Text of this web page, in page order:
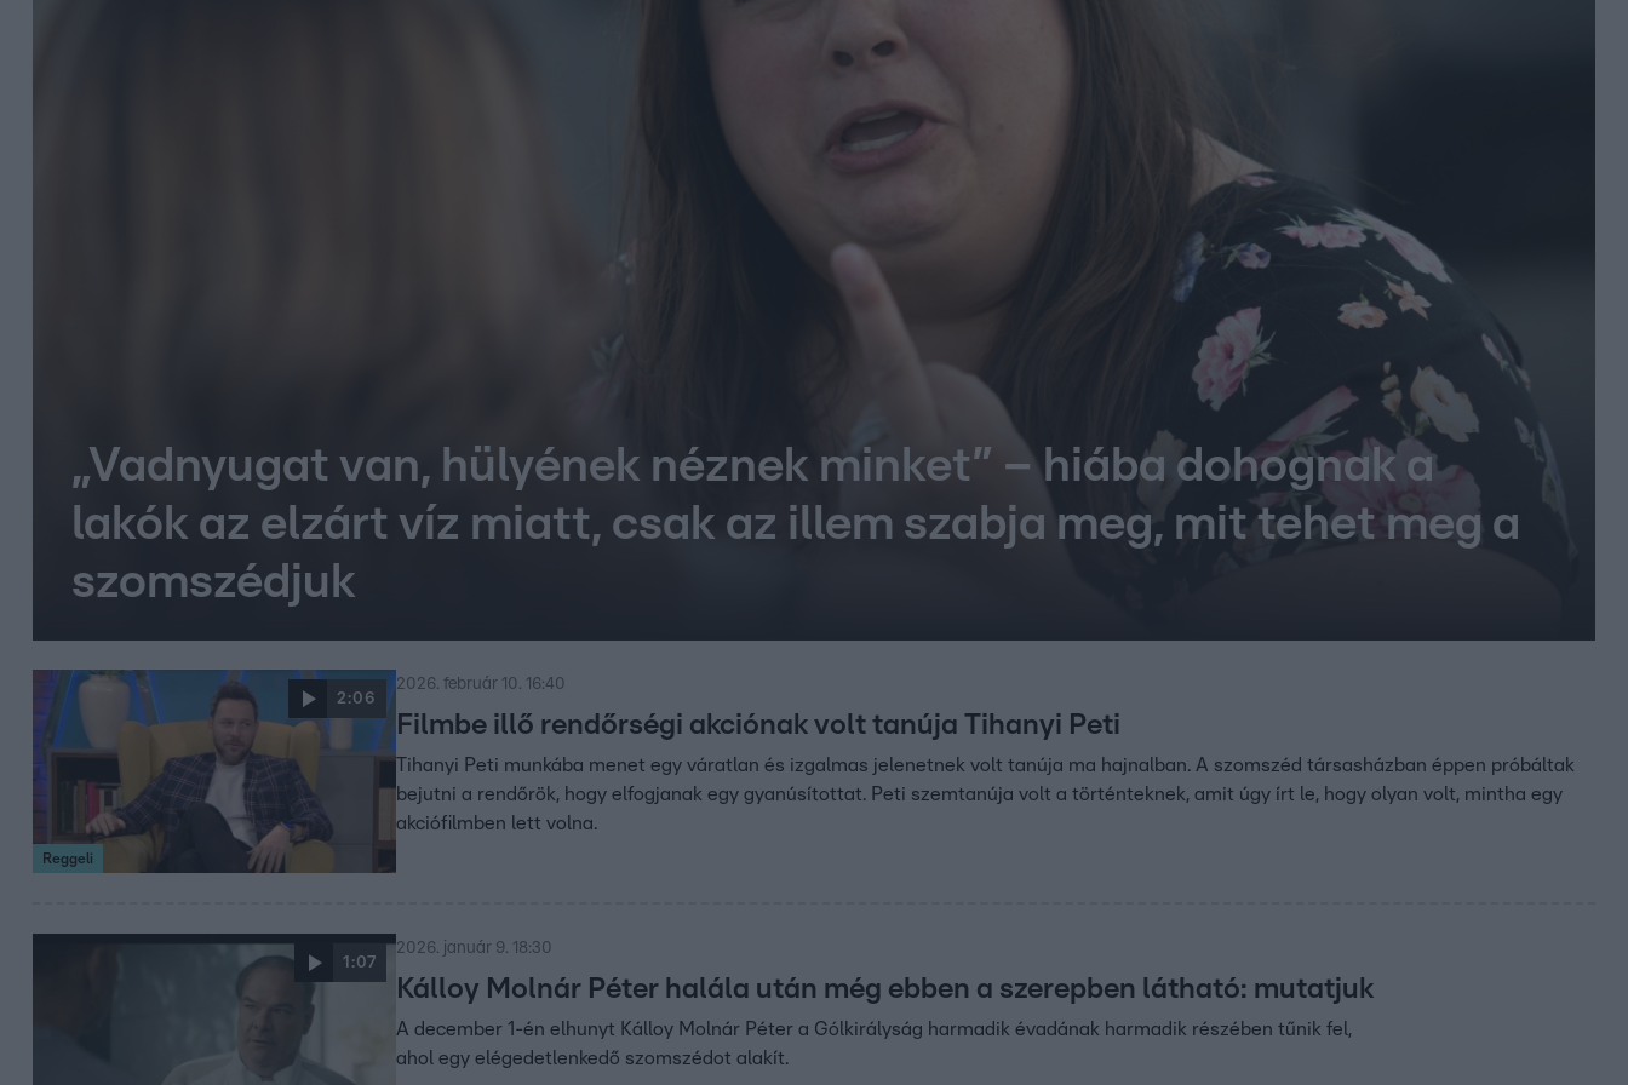
„Vadnyugat van, hülyének néznek minket” – hiába dohognak a
lakók az elzárt víz miatt, csak az illem szabja meg, mit tehet meg a
szomszédjuk
2:06
Reggeli
2026. február 10. 16:40
Filmbe illő rendőrségi akciónak volt tanúja Tihanyi Peti
Tihanyi Peti munkába menet egy váratlan és izgalmas jelenetnek volt tanúja ma hajnalban. A szomszéd társasházban éppen próbáltak
bejutni a rendőrök, hogy elfogjanak egy gyanúsítottat. Peti szemtanúja volt a történteknek, amit úgy írt le, hogy olyan volt, mintha egy
akciófilmben lett volna.
1:07
2026. január 9. 18:30
Kálloy Molnár Péter halála után még ebben a szerepben látható: mutatjuk
A december 1-én elhunyt Kálloy Molnár Péter a Gólkirályság harmadik évadának harmadik részében tűnik fel,
ahol egy elégedetlenkedő szomszédot alakít.